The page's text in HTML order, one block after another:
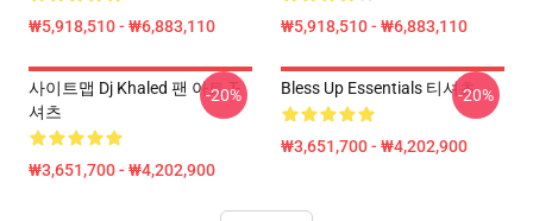
₩5,918,510 - ₩6,883,110 ₩5,918,510 - ₩6,883,110
사이트맵 Dj Khaled 팬 아트 T-
셔츠
₩3,651,700 - ₩4,202,900
-20% Bless Up Essentials 티셔츠
₩3,651,700 - ₩4,202,900
-20%